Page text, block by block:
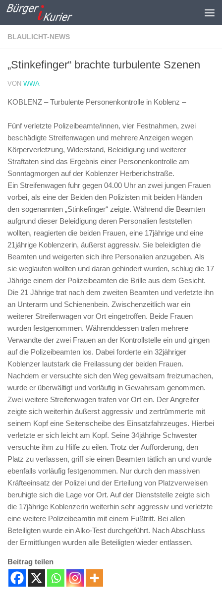
Zum Inhalt springen
BLAULICHT-NEWS
„Stinkefinger“ brachte turbulente Szenen
VON WWA
KOBLENZ – Turbulente Personenkontrolle in Koblenz –
Fünf verletzte Polizeibeamte/innen, vier Festnahmen, zwei
beschädigte Streifenwagen und mehrere Anzeigen wegen
Körperverletzung, Widerstand, Beleidigung und weiterer
Straftaten sind das Ergebnis einer Personenkontrolle am
Sonntagmorgen auf der Koblenzer Herberichstraße.
Ein Streifenwagen fuhr gegen 04.00 Uhr an zwei jungen Frauen
vorbei, als eine der Beiden den Polizisten mit beiden Händen
den sogenannten „Stinkefinger“ zeigte. Während die Beamten
aufgrund dieser Beleidigung deren Personalien feststellen
wollten, reagierten die beiden Frauen, eine 17jährige und eine
21jährige Koblenzerin, äußerst aggressiv. Sie beleidigten die
Beamten und weigerten sich ihre Personalien anzugeben. Als
sie weglaufen wollten und daran gehindert wurden, schlug die 17
Jährige einem der Polizeibeamten die Brille aus dem Gesicht.
Die 21 Jährige trat nach dem zweiten Beamten und verletzte ihn
an Unterarm und Schienenbein. Zwischenzeitlich war ein
weiterer Streifenwagen vor Ort eingetroffen. Beide Frauen
wurden festgenommen. Währenddessen trafen mehrere
Verwandte der zwei Frauen an der Kontrollstelle ein und gingen
auf die Polizeibeamten los. Dabei forderte ein 32jähriger
Koblenzer lautstark die Freilassung der beiden Frauen.
Nachdem er versuchte sich den Weg gewaltsam freizumachen,
wurde er überwältigt und vorläufig in Gewahrsam genommen.
Zwei weitere Streifenwagen trafen vor Ort ein. Der Angreifer
zeigte sich weiterhin äußerst aggressiv und zertrümmerte mit
seinem Kopf eine Seitenscheibe des Einsatzfahrzeuges. Hierbei
verletzte er sich leicht am Kopf. Seine 34jährige Schwester
versuchte ihm zu Hilfe zu eilen. Trotz der Aufforderung, den
Platz zu verlassen, griff sie einen Beamten tätlich an und wurde
ebenfalls vorläufig festgenommen. Nur durch den massiven
Kräfteeinsatz der Polizei und der Erteilung von Platzverweisen
beruhigte sich die Lage vor Ort. Auf der Dienststelle zeigte sich
die 17jährige Koblenzerin weiterhin sehr aggressiv und verletzte
eine weitere Polizeibeamtin mit einem Fußtritt. Bei allen
Beteiligten wurde ein Alko-Test durchgeführt. Nach Abschluss
der Ermittlungen wurden alle Beteiligten wieder entlassen.
Beitrag teilen